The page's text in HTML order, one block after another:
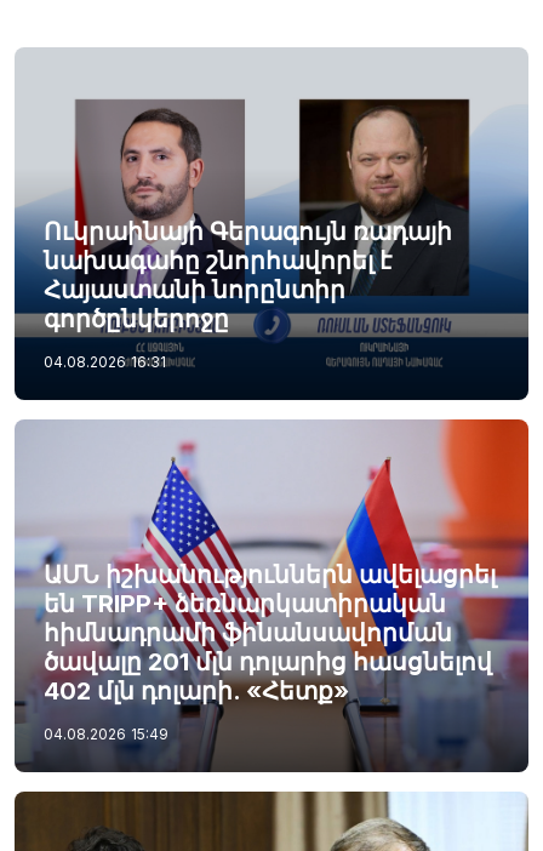
Ուկրաինայի Գերագույն ռադայի
նախագահը շնորհավորել է
Հայաստանի նորընտիր
գործընկերոջը
04.08.2026 16:31
ԱՄՆ իշխանություններն ավելացրել
են TRIPP+ ձեռնարկատիրական
հիմնադրամի ֆինանսավորման
ծավալը 201 մլն դոլարից հասցնելով
402 մլն դոլարի. «Հետք»
04.08.2026 15:49